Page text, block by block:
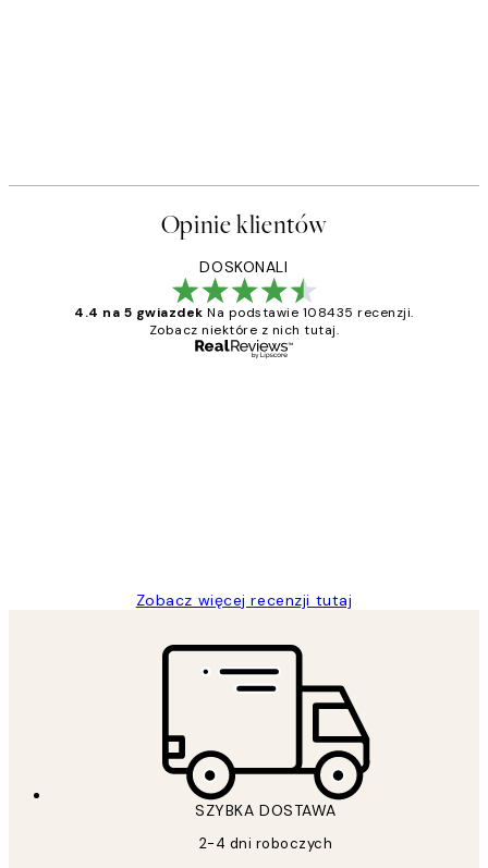
Opinie klientów
DOSKONALI
4.4 na 5 gwiazdek Na podstawie 108435 recenzji.
Zobacz niektóre z nich tutaj.
Zobacz więcej recenzji tutaj
SZYBKA DOSTAWA
2-4 dni roboczych